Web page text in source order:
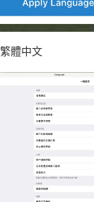
體中文